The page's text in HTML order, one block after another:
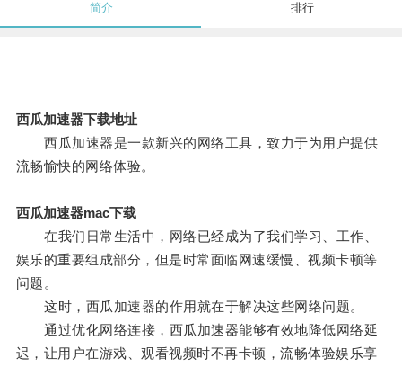
简介 排行
西瓜加速器下载地址
西瓜加速器是一款新兴的网络工具，致力于为用户提供
流畅愉快的网络体验。
西瓜加速器mac下载
在我们日常生活中，网络已经成为了我们学习、工作、
娱乐的重要组成部分，但是时常面临网速缓慢、视频卡顿等
问题。
这时，西瓜加速器的作用就在于解决这些网络问题。
通过优化网络连接，西瓜加速器能够有效地降低网络延
迟，让用户在游戏、观看视频时不再卡顿，流畅体验娱乐享